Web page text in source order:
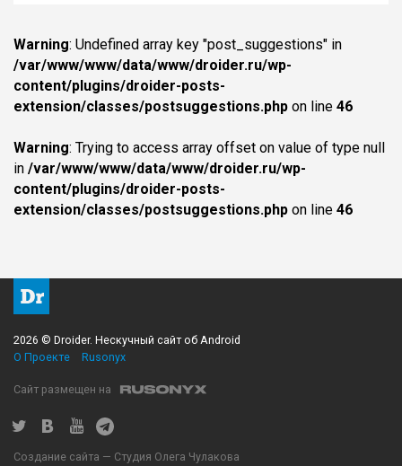
Warning: Undefined array key "post_suggestions" in
/var/www/www/data/www/droider.ru/wp-
content/plugins/droider-posts-
extension/classes/postsuggestions.php on line 46
Warning: Trying to access array offset on value of type null
in /var/www/www/data/www/droider.ru/wp-
content/plugins/droider-posts-
extension/classes/postsuggestions.php on line 46
2026 © Droider. Нескучный сайт об Android
О Проекте
Rusonyx
Сайт размещен на
Создание сайта — Студия Олега Чулакова